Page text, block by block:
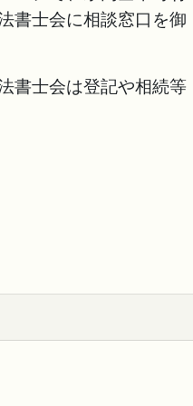
書士会に相談窓口を御
書士会は登記や相続等